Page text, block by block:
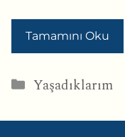
Tamamını Oku
Kategoriler
Yaşadıklarım